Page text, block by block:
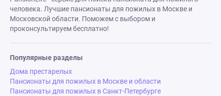
человека. Лучшие пансионаты для пожилых в Москве и
Московской области. Поможем с выбором и
проконсультируем бесплатно!
Популярные разделы
Дома престарелых
Пансионаты для пожилых в Москве и области
Пансионаты для пожилых в Санкт-Петербурге